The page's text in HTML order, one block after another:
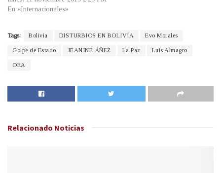
En «Internacionales»
Tags: Bolivia DISTURBIOS EN BOLIVIA Evo Morales
Golpe de Estado JEANINE ÁÑEZ La Paz Luis Almagro
OEA
Relacionado Noticias